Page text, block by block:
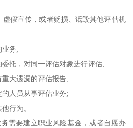
假宣传，或者贬损、诋毁其他评估机
业务;
托，对同一评估对象进行评估;
大遗漏的评估报告;
人员从事评估业务;
行为。
需要建立职业风险基金，或者自愿办